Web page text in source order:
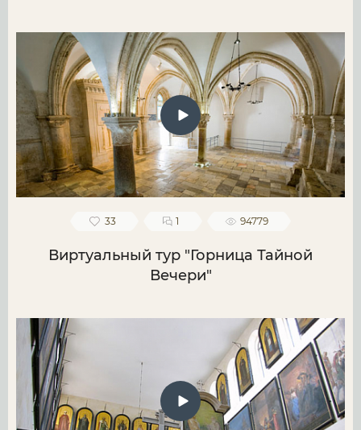
33 1 94779
Виртуальный тур "Горница Тайной
Вечери"